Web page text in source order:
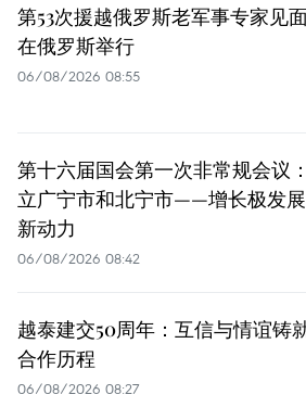
第53次援越俄罗斯老军事专家见
在俄罗斯举行
06/08/2026 08:55
第十六届国会第一次非常规会议
立广宁市和北宁市——增长极发
新动力
06/08/2026 08:42
越泰建交50周年：互信与情谊铸
合作历程
06/08/2026 08:27